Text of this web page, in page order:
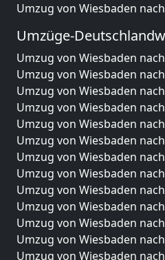
Umzug von Wiesbaden
Umzüge-
Umzug von Wiesbaden
Umzug von Wiesbaden
Umzug von Wiesbaden
Umzug von Wiesbaden
Umzug von Wiesbaden
Umzug von Wiesbaden
Umzug von Wiesbaden
Umzug von Wiesbaden
Umzug von Wiesbaden
Umzug von Wiesbaden
Umzug von Wiesbaden
Umzug von Wiesbaden
Umzug von Wiesbaden